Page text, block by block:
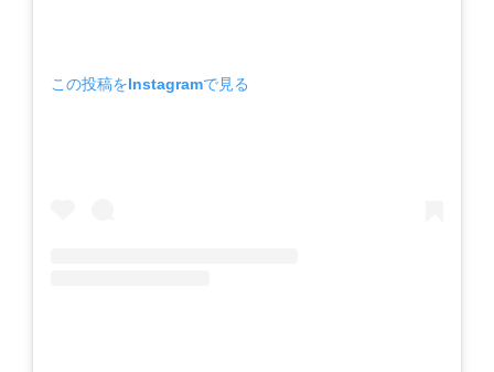
この投稿をInstagramで見る